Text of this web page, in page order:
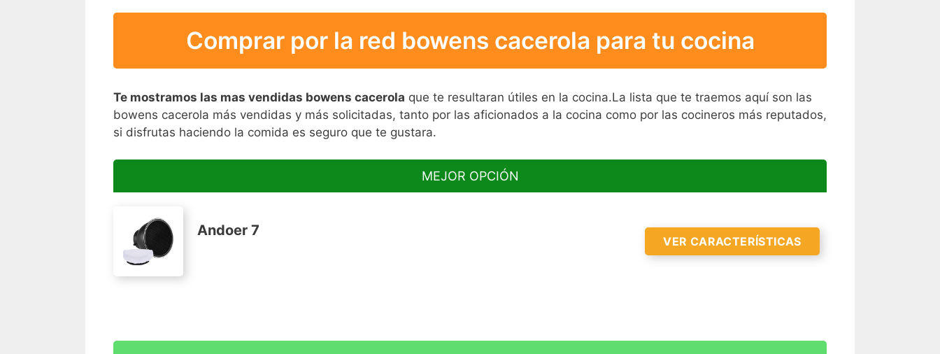
Comprar por la red bowens cacerola para tu cocina
Te mostramos las mas vendidas bowens cacerola que te resultaran útiles en la cocina.La lista que te traemos aquí son las
bowens cacerola más vendidas y más solicitadas, tanto por las aficionados a la cocina como por las cocineros más reputados,
si disfrutas haciendo la comida es seguro que te gustara.
MEJOR OPCIÓN
Andoer 7
VER CARACTERÍSTICAS
Perfecto para fotografía de producto, publicidad, figura, retrato, arte, boda,